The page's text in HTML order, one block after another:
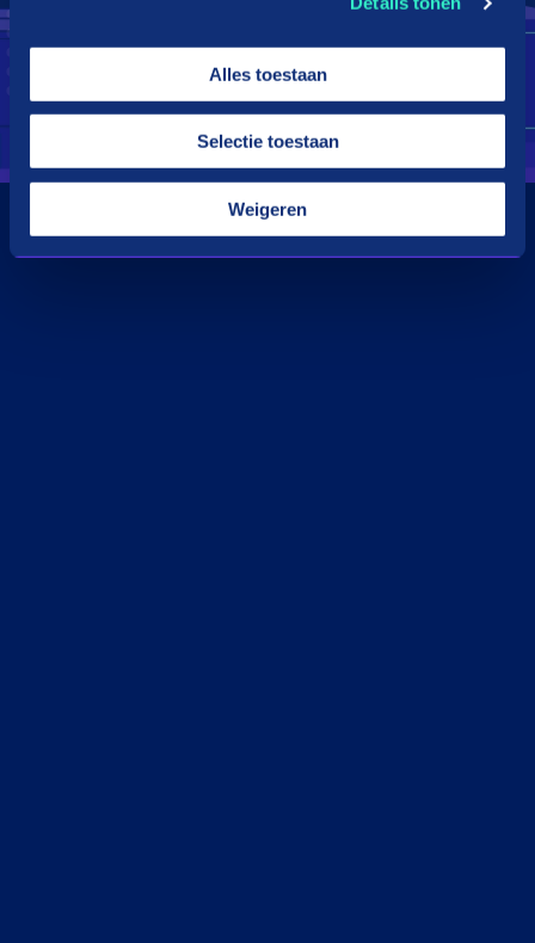
Alles toestaan
Selectie toestaan
Weigeren